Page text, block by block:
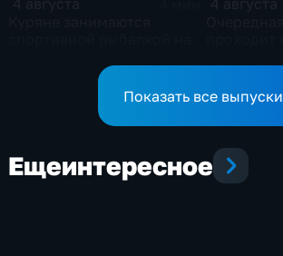
Показать все выпуски
Ещеинтересное